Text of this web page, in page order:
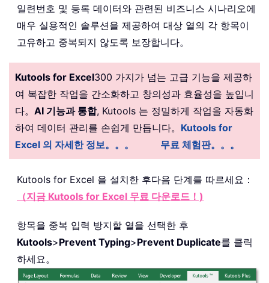
일련번호 및 등록 데이터와 관련된 비즈니스 시나리오에
매우 실용적인 솔루션을 제공하여 대상 열의 각 항목이
고유하고 중복되지 않도록 보장합니다。
Kutools for Excel300 가지가 넘는 고급 기능을 제공하
여 복잡한 작업을 간소화하고 창의성과 효율성을 높입니
다。 AI 기능과 통합, Kutools 는 정밀하게 작업을 자동화
하여 데이터 관리를 손쉽게 만듭니다。 Kutools for
Excel 의 자세한 정보。。。
무료 체험판。。。
Kutools for Excel 을 설치한 후다음 단계를 따르세요：
（지금 Kutools for Excel 무료 다운로드！)
항목을 중복 입력 방지할 열을 선택한 후
Kutools>Prevent Typing>Prevent Duplicate를 클릭
하세요。